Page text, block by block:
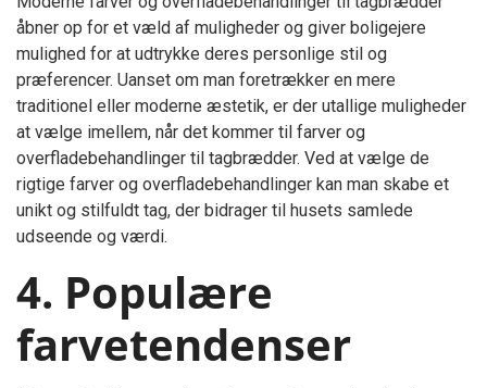
åbner op for et væld af muligheder og giver boligejere
mulighed for at udtrykke deres personlige stil og
præferencer. Uanset om man foretrækker en mere
traditionel eller moderne æstetik, er der utallige muligheder
at vælge imellem, når det kommer til farver og
overfladebehandlinger til tagbrædder. Ved at vælge de
rigtige farver og overfladebehandlinger kan man skabe et
unikt og stilfuldt tag, der bidrager til husets samlede
udseende og værdi.
4. Populære
farvetendenser